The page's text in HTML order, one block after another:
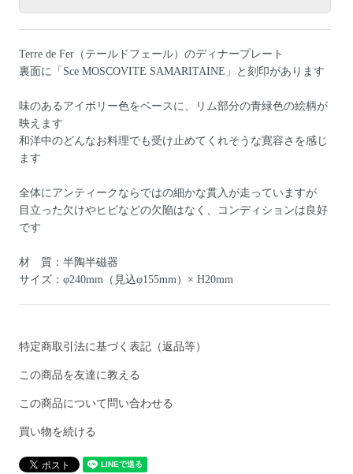
Terre de Fer（テールドフェール）のディナープレート
裏面に「Sce MOSCOVITE SAMARITAINE」と刻印があります
味のあるアイボリー色をベースに、リム部分の青緑色の絵柄が
映えます
和洋中のどんなお料理でも受け止めてくれそうな寛容さを感じ
ます
全体にアンティークならではの細かな貫入が走っていますが
目立った欠けやヒビなどの欠陥はなく、コンディションは良好
です
材 質：半陶半磁器
サイズ：φ240mm（見込φ155mm）× H20mm
特定商取引法に基づく表記（返品等）
この商品を友達に教える
この商品について問い合わせる
買い物を続ける